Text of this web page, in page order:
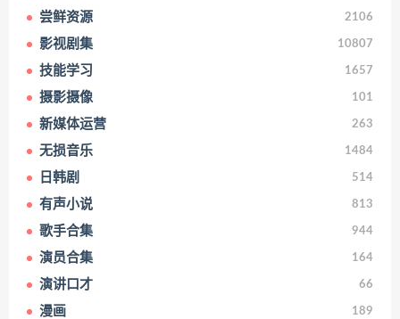
尝鲜资源 2106
影视剧集 10807
技能学习 1657
摄影摄像 101
新媒体运营 263
无损音乐 1484
日韩剧 514
有声小说 813
歌手合集 944
演员合集 164
演讲口才 66
漫画 189